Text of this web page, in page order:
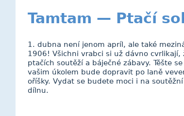
Tamtam — Ptačí
1. dubna není jenom apríl, ale také
1906! Všichni vrabci si už dávno cvrlikají,
ptačích soutěží a báječné zábavy. Těšte
vašim úkolem bude dopravit po laně
oříšky. Vydat se budete moci i na
dílnu.